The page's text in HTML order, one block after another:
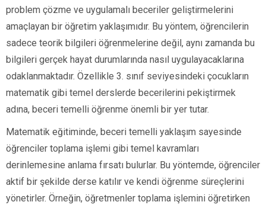
problem çözme ve uygulamalı beceriler geliştirmelerini
amaçlayan bir öğretim yaklaşımıdır. Bu yöntem, öğrencilerin
sadece teorik bilgileri öğrenmelerine değil, aynı zamanda bu
bilgileri gerçek hayat durumlarında nasıl uygulayacaklarına
odaklanmaktadır. Özellikle 3. sınıf seviyesindeki çocukların
matematik gibi temel derslerde becerilerini pekiştirmek
adına, beceri temelli öğrenme önemli bir yer tutar.
Matematik eğitiminde, beceri temelli yaklaşım sayesinde
öğrenciler toplama işlemi gibi temel kavramları
derinlemesine anlama fırsatı bulurlar. Bu yöntemde, öğrenciler
aktif bir şekilde derse katılır ve kendi öğrenme süreçlerini
yönetirler. Örneğin, öğretmenler toplama işlemini öğretirken